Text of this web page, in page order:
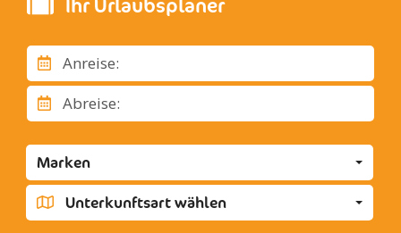
Cingoli
Civitanova Marche
Corinaldo
Corridonia
Cupra Marittima
Cupramontana
Fabriano
Falconara Marittima
Fano
Ihr Urlaubsplaner
Anreise:
Abreise:
Marken
Unterkunftsart wählen